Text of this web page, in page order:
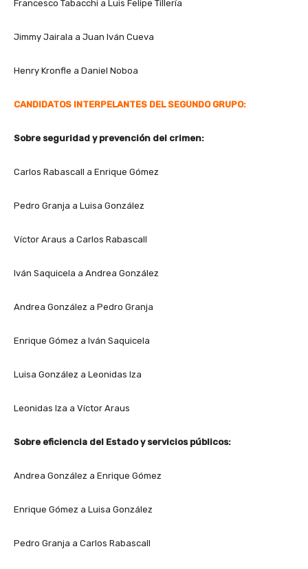
Francesco Tabacchi a Luis Felipe Tillería
Jimmy Jairala a Juan Iván Cueva
Henry Kronfle a Daniel Noboa
CANDIDATOS INTERPELANTES DEL SEGUNDO GRUPO:
Sobre seguridad y prevención del crimen:
Carlos Rabascall a Enrique Gómez
Pedro Granja a Luisa González
Víctor Araus a Carlos Rabascall
Iván Saquicela a Andrea González
Andrea González a Pedro Granja
Enrique Gómez a Iván Saquicela
Luisa González a Leonidas Iza
Leonidas Iza a Víctor Araus
Sobre eficiencia del Estado y servicios públicos:
Andrea González a Enrique Gómez
Enrique Gómez a Luisa González
Pedro Granja a Carlos Rabascall